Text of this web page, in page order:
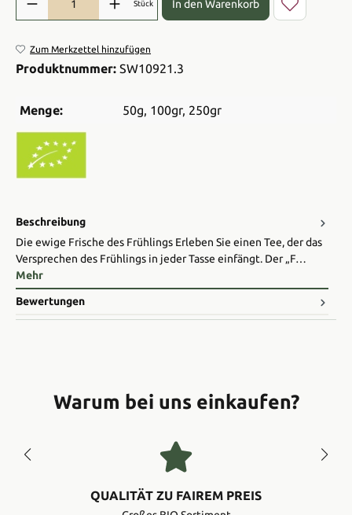
Stück In den Warenkorb
Zum Merkzettel hinzufügen
Produktnummer: SW10921.3
Menge: 50g, 100gr, 250gr
Beschreibung
Die ewige Frische des Frühlings Erleben Sie einen Tee, der das
Versprechen des Frühlings in jeder Tasse einfängt. Der „F…
Mehr
Bewertungen
Warum bei uns einkaufen?
QUALITÄT ZU FAIREM PREIS